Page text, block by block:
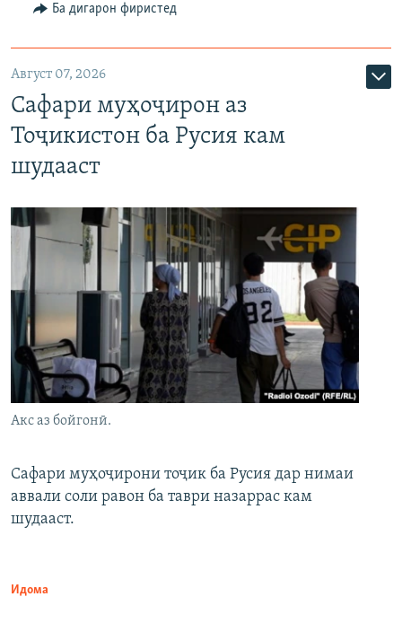
Ба дигарон фиристед
Август 07, 2026
Сафари муҳоҷирон аз
Тоҷикистон ба Русия кам
шудааст
Акс аз бойгонӣ.
Сафари муҳоҷирони тоҷик ба Русия дар нимаи
аввали соли равон ба таври назаррас кам
шудааст.
Идома